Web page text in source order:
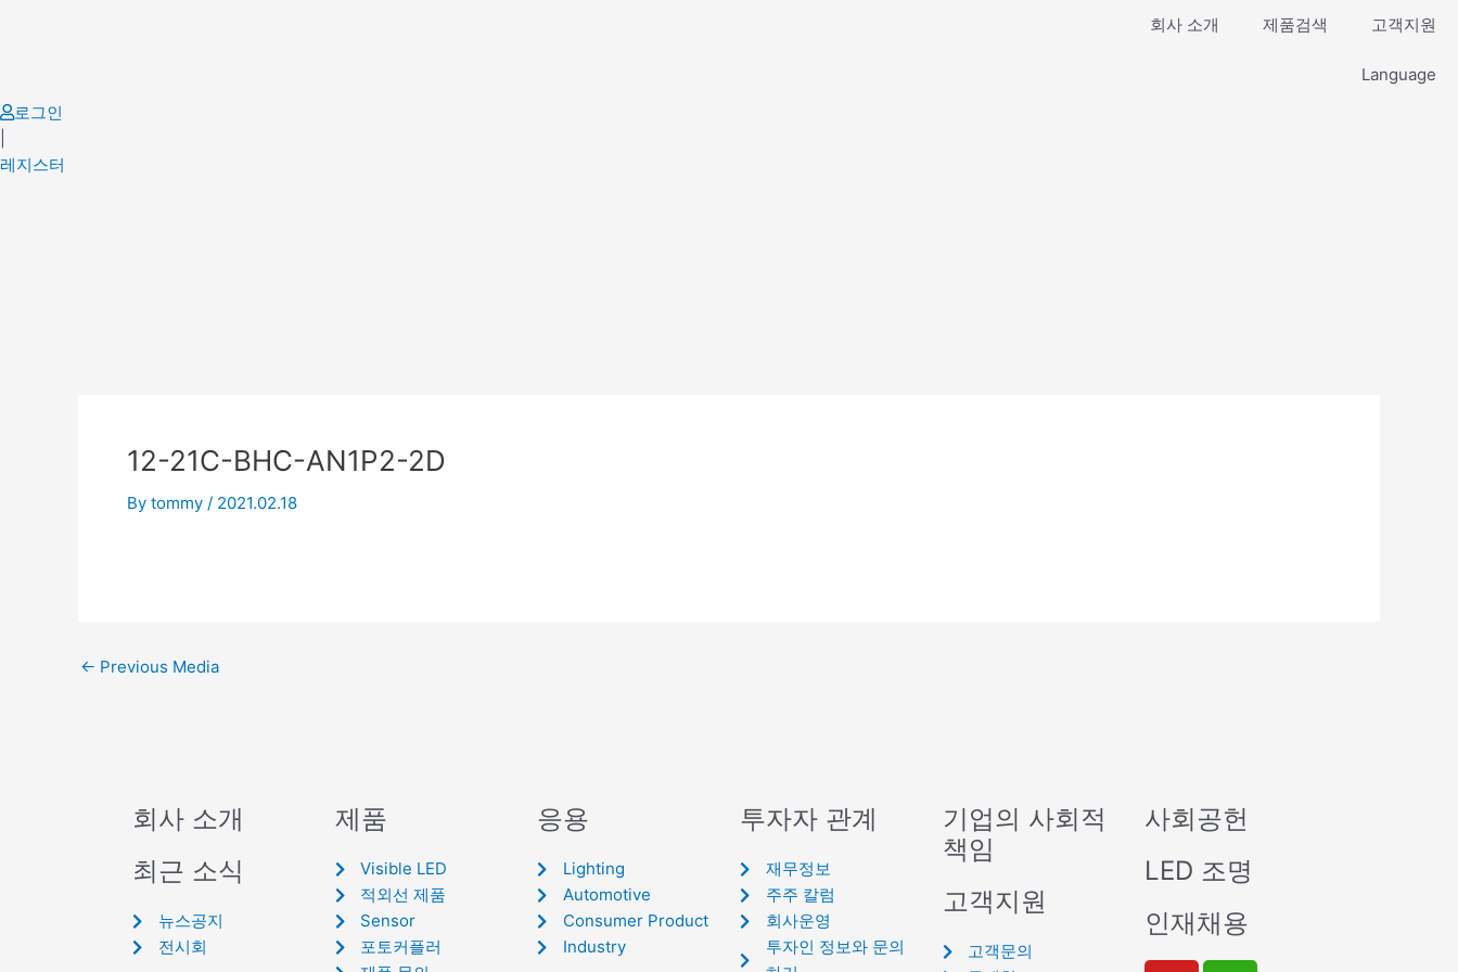
회사 소개 제품검색 고객지원
Language
로그인
레지스터
12-21C-BHC-AN1P2-2D
By tommy / 2021.02.18
← Previous Media
회사 소개
최근 소식
뉴스공지
전시회
제품
Visible LED
적외선 제품
Sensor
포토커플러
응용
Lighting
Automotive
Consumer Product
Industry
투자자 관계
재무정보
주주 칼럼
회사운영
투자인 정보와 문의
기업의 사회적
책임
고객지원
고객문의
사회공헌
LED 조명
인재채용